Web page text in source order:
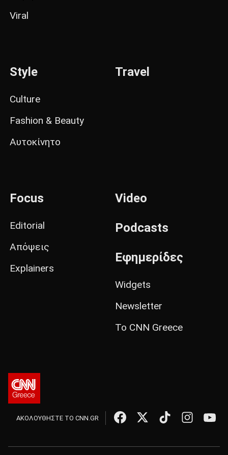
Viral
Style
Culture
Fashion & Beauty
Αυτοκίνητο
Travel
Focus
Editorial
Απόψεις
Explainers
Video
Podcasts
Εφημερίδες
Widgets
Newsletter
Το CNN Greece
ΑΚΟΛΟΥΘΗΣΤΕ ΤΟ CNN.GR